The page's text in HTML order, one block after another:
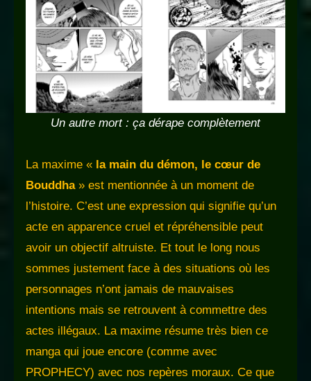
Un autre mort : ça dérape complètement
La maxime « la main du démon, le cœur de
Bouddha» est mentionnée à un moment de
l’histoire. C’est une expression qui signifie qu’un
acte en apparence cruel et répréhensible peut
avoir un objectif altruiste. Et tout le long nous
sommes justement face à des situations où les
personnages n’ont jamais de mauvaises
intentions mais se retrouvent à commettre des
actes illégaux. La maxime résume très bien ce
manga qui joue encore (comme avec
PROPHECY) avec nos repères moraux. Ce que